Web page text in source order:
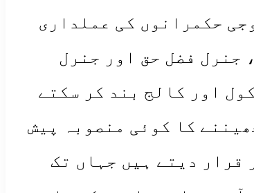
حکمرانوں کی عملداری
جنرل فضل حق اور جنرل
اور کالج بند کر سکتے
کا کوئی منصوبہ پیش
قرار دیتے ہیں جہاں تک